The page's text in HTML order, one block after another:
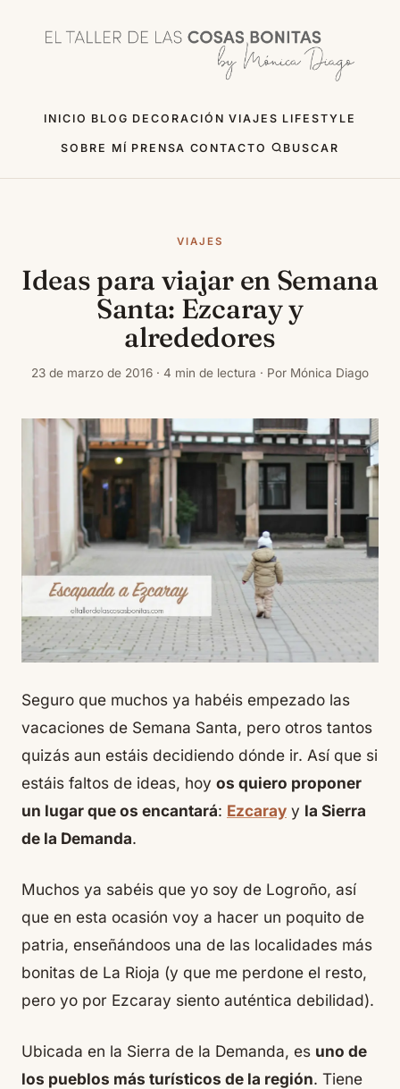
INICIO BLOG DECORACIÓN VIAJES LIFESTYLE
SOBRE MÍ PRENSA CONTACTO BUSCAR
VIAJES
Ideas para viajar en Semana
Santa: Ezcaray y
alrededores
23 de marzo de 2016 · 4 min de lectura · Por Mónica Diago
Seguro que muchos ya habéis empezado las
vacaciones de Semana Santa, pero otros tantos
quizás aun estáis decidiendo dónde ir. Así que si
estáis faltos de ideas, hoy os quiero proponer
un lugar que os encantará: Ezcaray y la Sierra
de la Demanda.
Muchos ya sabéis que yo soy de Logroño, así
que en esta ocasión voy a hacer un poquito de
patria, enseñándoos una de las localidades más
bonitas de La Rioja (y que me perdone el resto,
pero yo por Ezcaray siento auténtica debilidad).
Ubicada en la Sierra de la Demanda, es uno de
los pueblos más turísticos de la región. Tiene